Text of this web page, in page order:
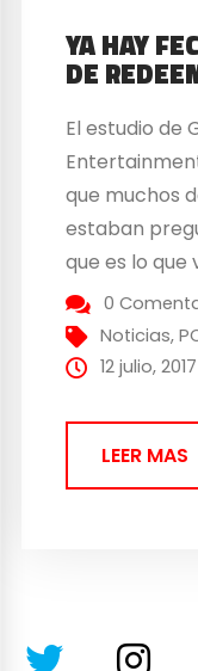
YA HAY
DE
El estudio de
que muchos
estaban
que es lo
brawler que
nombre de
de rango
0
Noticias,
12 julio, 2017
LEER MAS